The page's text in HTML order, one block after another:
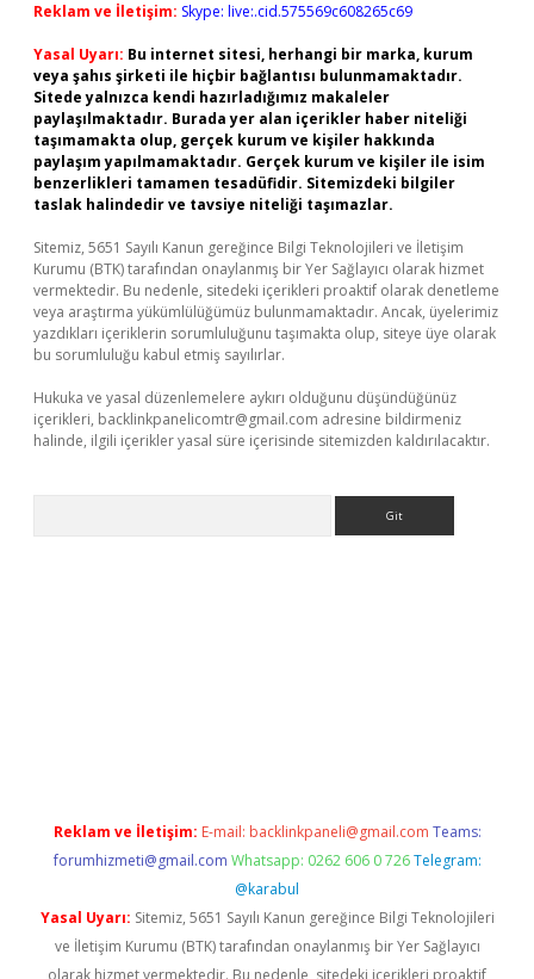
Reklam ve İletişim: Skype: live:.cid.575569c608265c69
Yasal Uyarı: Bu internet sitesi, herhangi bir marka, kurum
veya şahıs şirketi ile hiçbir bağlantısı bulunmamaktadır.
Sitede yalnızca kendi hazırladığımız makaleler
paylaşılmaktadır. Burada yer alan içerikler haber niteliği
taşımamakta olup, gerçek kurum ve kişiler hakkında
paylaşım yapılmamaktadır. Gerçek kurum ve kişiler ile isim
benzerlikleri tamamen tesadüfidir. Sitemizdeki bilgiler
taslak halindedir ve tavsiye niteliği taşımazlar.
Sitemiz, 5651 Sayılı Kanun gereğince Bilgi Teknolojileri ve İletişim
Kurumu (BTK) tarafından onaylanmış bir Yer Sağlayıcı olarak hizmet
vermektedir. Bu nedenle, sitedeki içerikleri proaktif olarak denetleme
veya araştırma yükümlülüğümüz bulunmamaktadır. Ancak, üyelerimiz
yazdıkları içeriklerin sorumluluğunu taşımakta olup, siteye üye olarak
bu sorumluluğu kabul etmiş sayılırlar.
Hukuka ve yasal düzenlemelere aykırı olduğunu düşündüğünüz
içerikleri, backlinkpanelicomtr@gmail.com adresine bildirmeniz
halinde, ilgili içerikler yasal süre içerisinde sitemizden kaldırılacaktır.
Reklam ve İletişim: E-mail: backlinkpaneli@gmail.com Teams:
forumhizmeti@gmail.com Whatsapp: 0262 606 0 726 Telegram:
@karabul
Yasal Uyarı: Sitemiz, 5651 Sayılı Kanun gereğince Bilgi Teknolojileri
ve İletişim Kurumu (BTK) tarafından onaylanmış bir Yer Sağlayıcı
olarak hizmet vermektedir. Bu nedenle, sitedeki içerikleri proaktif